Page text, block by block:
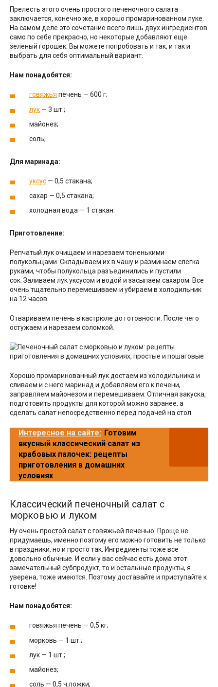
Прелесть этого очень простого печеночного салата
заключается, конечно же, в хорошо промаринованном луке.
На самом деле это сочетание всего лишь двух ингредиентов
само по себе прекрасно, но некоторые добавляют еще
зеленый горошек. Вы можете попробовать и так, и так и
выбрать для себя оптимальный вариант.
Нам понадобятся:
говяжья печень — 600 г;
лук — 3 шт.;
майонез;
соль;
Для маринада:
уксус — 0,5 стакана;
сахар — 0,5 стакана;
холодная вода — 1 стакан.
Приготовление:
Репчатый лук очищаем и нарезаем тоненькими
полукольцами. Складываем их в чашу и разминаем слегка
руками, чтобы полукольца разъединились и пустили
сок. Заливаем лук уксусом и водой и засыпаем сахаром. Все
очень тщательно перемешиваем и убираем в холодильник
на 12 часов.
Отвариваем печень в кастрюле до готовности. После чего
остужаем и нарезаем соломкой.
Хорошо промаринованный лук достаем из холодильника и
сливаем и с него маринад и добавляем его к печени,
заправляем майонезом и перемешиваем. Отличная закуска,
подготовить продукты для которой можно заранее, а
сделать салат непосредственно перед подачей на стол.
Интересное на сайте: Готовим
вкусный классический салат из
крабовых палочек: рецепты
приготовления в домашних
условиях
Классический печеночный салат с
морковью и луком
Ну очень простой салат с говяжьей печенью. Проще не
придумаешь, именно поэтому его можно готовить не только
в праздники, но и просто так. Ингредиенты тоже все
довольно обычные. И если у вас сейчас есть дома этот
замечательный субпродукт, то и остальные продукты, я
уверена, тоже имеются. Поэтому доставайте и приступайте к
готовке!
Нам понадобятся:
говяжья печень — 0,5 кг;
морковь — 1 шт.;
лук — 1 шт.;
майонез;
соль — 0,5 ч.ложки;